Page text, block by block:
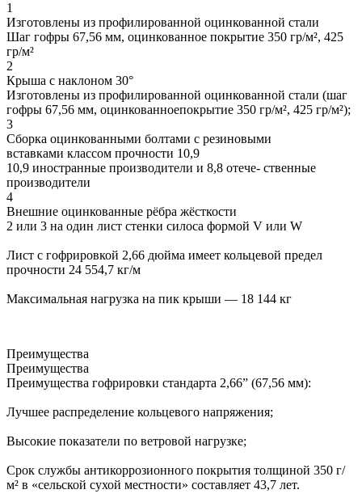
1
Изготовлены из профилированной оцинкованной стали
Шаг гофры 67,56 мм, оцинкованное покрытие 350 гр/м², 425
гр/м²
2
Крыша с наклоном 30°
Изготовлены из профилированной оцинкованной стали (шаг
гофры 67,56 мм, оцинкованноепокрытие 350 гр/м², 425 гр/м²);
3
Сборка оцинкованными болтами с резиновыми
вставками классом прочности 10,9
10,9 иностранные производители и 8,8 отече- ственные
производители
4
Внешние оцинкованные рёбра жёсткости
2 или 3 на один лист стенки силоса формой V или W
Лист с гофрировкой 2,66 дюйма имеет кольцевой предел
прочности 24 554,7 кг/м
Максимальная нагрузка на пик крыши — 18 144 кг
Преимущества
Преимущества
Преимущества гофрировки стандарта 2,66” (67,56 мм):
Лучшее распределение кольцевого напряжения;
Высокие показатели по ветровой нагрузке;
Срок службы антикоррозионного покрытия толщиной 350 г/
м² в «сельской сухой местности» составляет 43,7 лет.